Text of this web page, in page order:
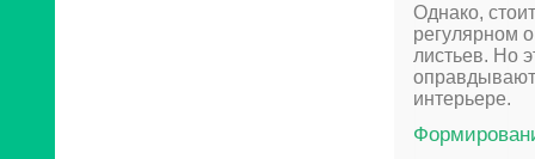
Однако,
регулярном
листьев. Но
интерьере.